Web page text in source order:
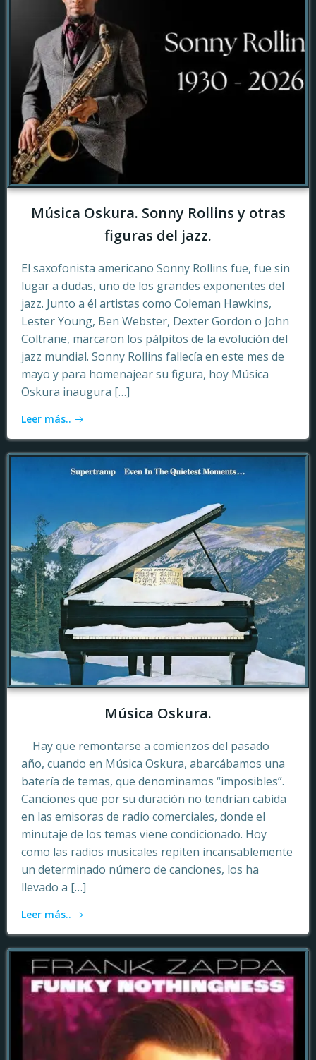
Música Oskura. Sonny Rollins y otras
figuras del jazz.
El saxofonista americano Sonny Rollins fue, fue sin
lugar a dudas, uno de los grandes exponentes del
jazz. Junto a él artistas como Coleman Hawkins,
Lester Young, Ben Webster, Dexter Gordon o John
Coltrane, marcaron los pálpitos de la evolución del
jazz mundial. Sonny Rollins fallecía en este mes de
mayo y para homenajear su figura, hoy Música
Oskura inaugura […]
Leer más..
Música Oskura.
Hay que remontarse a comienzos del pasado
año, cuando en Música Oskura, abarcábamos una
batería de temas, que denominamos “imposibles”.
Canciones que por su duración no tendrían cabida
en las emisoras de radio comerciales, donde el
minutaje de los temas viene condicionado. Hoy
como las radios musicales repiten incansablemente
un determinado número de canciones, los ha
llevado a […]
Leer más..